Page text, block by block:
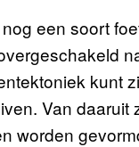
een soort
kunt
Van daaruit
worden